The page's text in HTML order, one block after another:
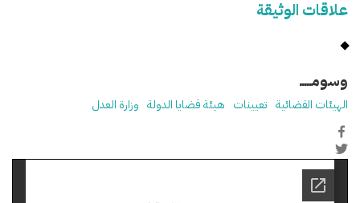
علاقات الوثيقة
وسومـــــ
الهيئات القضائية تعيينات هيئة قضايا الدولة وزارة العدل